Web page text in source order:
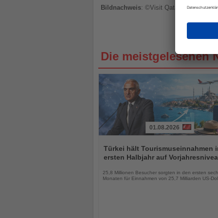
Bildnachweis: ©Visit Qatar
Die meistgelesenen
Sie
die
01.08.2026
Türkei hält Tourismuseinnahmen
ersten Halbjahr auf
25,8 Millionen Besucher sorgten in den ersten
Monaten für Einnahmen von 25,7 Milliarden US-